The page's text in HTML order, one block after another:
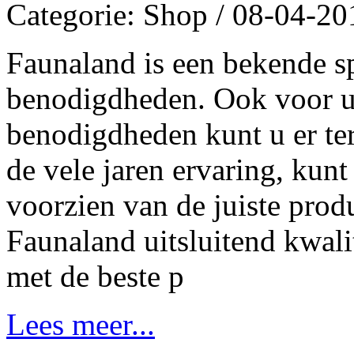
Categorie: Shop / 08-04-
Faunaland is een bekende
benodigdheden. Ook voor
benodigdheden kunt u er
de vele jaren ervaring,
voorzien van de juiste
Faunaland uitsluitend
met de beste p
Lees meer...